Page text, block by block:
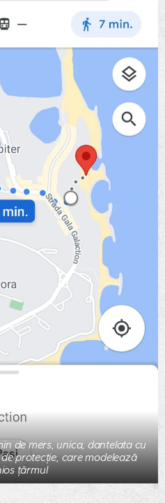
de mers, unica, dantelata cu
protecție, care modelează
țărmul